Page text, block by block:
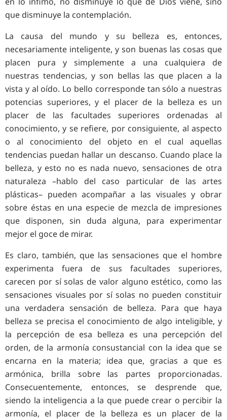
que disminuye la contemplación.
La causa del mundo y su belleza es, entonces,
necesariamente inteligente, y son buenas las cosas que
placen pura y simplemente a una cualquiera de
nuestras tendencias, y son bellas las que placen a la
vista y al oído. Lo bello corresponde tan sólo a nuestras
potencias superiores, y el placer de la belleza es un
placer de las facultades superiores ordenadas al
conocimiento, y se refiere, por consiguiente, al aspecto
o al conocimiento del objeto en el cual aquellas
tendencias puedan hallar un descanso. Cuando place la
belleza, y esto no es nada nuevo, sensaciones de otra
naturaleza –hablo del caso particular de las artes
plásticas– pueden acompañar a las visuales y obrar
sobre éstas en una especie de mezcla de impresiones
que disponen, sin duda alguna, para experimentar
mejor el goce de mirar.
Es claro, también, que las sensaciones que el hombre
experimenta fuera de sus facultades superiores,
carecen por sí solas de valor alguno estético, como las
sensaciones visuales por sí solas no pueden constituir
una verdadera sensación de belleza. Para que haya
belleza se precisa el conocimiento de algo inteligible, y
la percepción de esa belleza es una percepción del
orden, de la armonía consustancial con la idea que se
encarna en la materia; idea que, gracias a que es
armónica, brilla sobre las partes proporcionadas.
Consecuentemente, entonces, se desprende que,
siendo la inteligencia a la que puede crear o percibir la
armonía, el placer de la belleza es un placer de la